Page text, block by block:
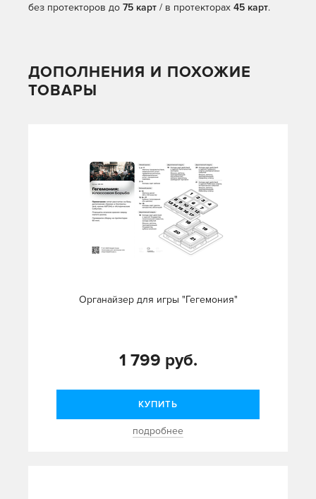
без протекторов до 75 карт / в протекторах 45 карт.
ДОПОЛНЕНИЯ И ПОХОЖИЕ
ТОВАРЫ
Органайзер для игры "Гегемония"
1 799 руб.
КУПИТЬ
подробнее